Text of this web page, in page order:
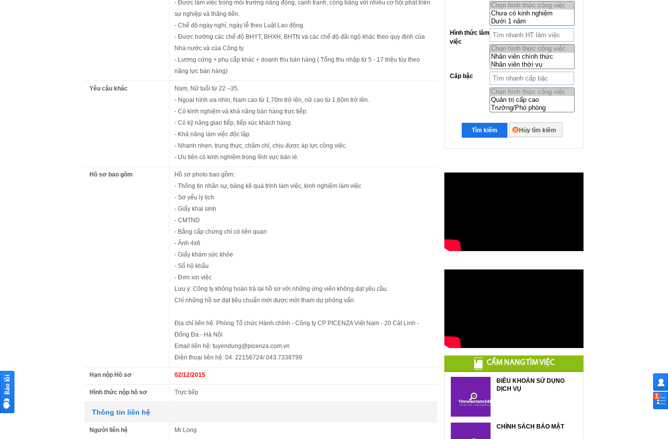
- Được làm việc trong môi trường năng động, cạnh tranh, công bằng với nhiều cơ hội phát triển
sự nghiệp và thăng tiến.
- Chế độ ngày nghỉ, ngày lễ theo Luật Lao động.
- Được hưởng các chế độ BHYT, BHXH, BHTN và các chế độ đãi ngộ khác theo quy định của
Nhà nước và của Công ty.
- Lương cứng + phụ cấp khác + doanh thu bán hàng ( Tổng thu nhập từ 5 - 17 triệu tùy theo
năng lực bán hàng)
Yêu cầu khác
Nam, Nữ tuổi từ 22 –35.
- Ngoại hình ưa nhìn, Nam cao từ 1,70m trở lên, nữ cao từ 1,60m trở lên.
- Có kinh nghiệm và khả năng bán hàng trực tiếp.
- Có kỹ năng giao tiếp, tiếp xúc khách hàng.
- Khả năng làm việc độc lập.
- Nhanh nhẹn, trung thực, chăm chỉ, chịu được áp lực công việc.
- Ưu tiên có kinh nghiệm trong lĩnh vực bán lẻ.
Hồ sơ bao gồm
Hồ sơ photo bao gồm:
- Thông tin nhân sự, bảng kê quá trình làm việc, kinh nghiệm làm việc
- Sơ yếu lý lịch
- Giấy khai sinh
- CMTND
- Bằng cấp chứng chỉ có liên quan
- Ảnh 4x6
- Giấy khám sức khỏe
- Sổ hộ khẩu
- Đơn xin việc
Lưu ý: Công ty không hoàn trả lại hồ sơ với những ứng viên không đạt yêu cầu.
Chỉ những hồ sơ đạt tiêu chuẩn mới được mời tham dự phỏng vấn.
Địa chỉ liên hệ: Phòng Tổ chức Hành chính - Công ty CP PICENZA Việt Nam - 20 Cát Linh -
Đống Đa - Hà Nội
Email liên hệ: tuyendung@picenza.com.vn
Điện thoại liên hệ: 04. 22156724/ 043.7338799
Hạn nộp Hồ sơ 02/12/2015
Hình thức nộp hồ sơ Trực tiếp
Thông tin liên hệ
Người liên hệ Mr Long
Hình thức làm
việc
Cấp bậc
Tìm kiếm Hủy tìm kiếm
CẨM NANG TÌM VIỆC
ĐIỀU KHOẢN SỬ DỤNG
DỊCH VỤ
CHÍNH SÁCH BẢO MẬT
1